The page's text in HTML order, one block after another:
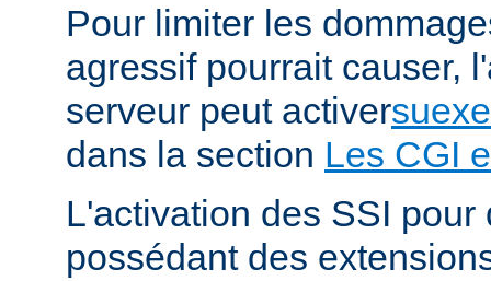
Pour limiter les
agressif pourrait causer,
serveur peut activer
dans la section Les CGI
L'activation des SSI pour
possédant des